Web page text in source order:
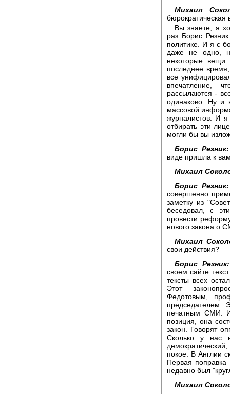
Михаил
бюрократическая
Вы знаете, я
раз Борис
политике. И я с
даже не одно,
некоторые
последнее
все
впечатление,
рассылаются -
одинаково. Ну и
массовой
журналистов. И
отбирать эти
могли бы вы
Борис Резник:
виде пришла к
Михаил
Борис Резник:
совершенно
заметку из
беседовал, с
провести
нового закона о
Михаил
свои действия?
Борис Резник:
своем сайте
тексты всех
Этот
Федотовым,
председателем
печатным СМИ.
позиция, она
закон. Говорят
Сколько у нас
покое. В Англии
Первая
недавно был
Михаил